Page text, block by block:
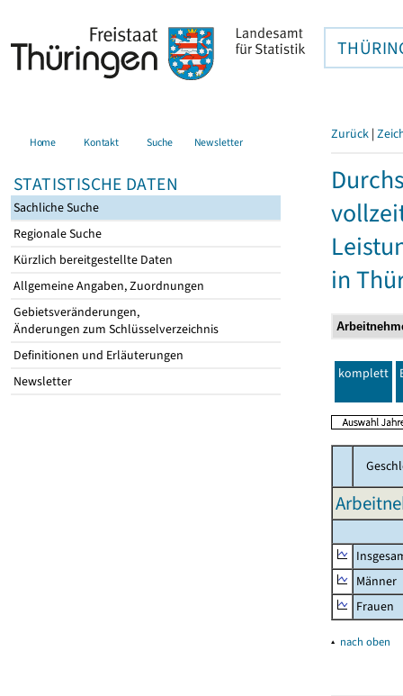
Home Kontakt Suche Newsletter
STATISTISCHE DATEN
Sachliche Suche
Regionale Suche
Kürzlich bereitgestellte Daten
Allgemeine Angaben, Zuordnungen
Gebietsveränderungen,
Änderungen zum Schlüsselverzeichnis
Definitionen und Erläuterungen
Newsletter
Zurück |
in
komplett
Männer
Frauen
▴ nach oben